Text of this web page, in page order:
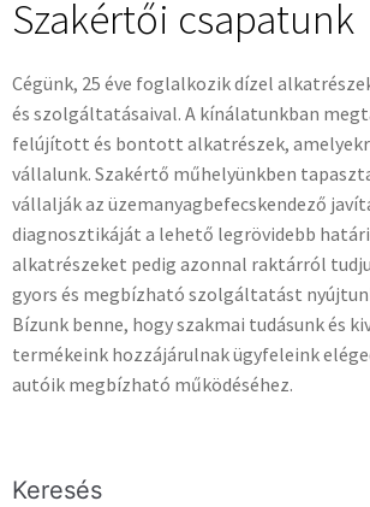
Szakértői csapatunk
Cégünk, 25 éve foglalkozik dízel
és szolgáltatásaival. A kínálatunkban
felújított és bontott alkatrészek,
vállalunk. Szakértő műhelyünkben
vállalják az üzemanyagbefecskendező
diagnosztikáját a lehető legrövidebb
alkatrészeket pedig azonnal raktárról
gyors és megbízható szolgáltatást
Bízunk benne, hogy szakmai tudásunk és
termékeink hozzájárulnak ügyfeleink
autóik megbízható működéséhez.
Keresés